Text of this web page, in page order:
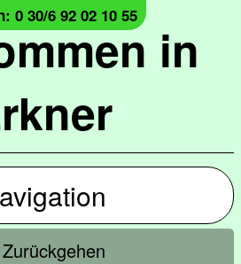
in
0 30/6 92 02 10 55